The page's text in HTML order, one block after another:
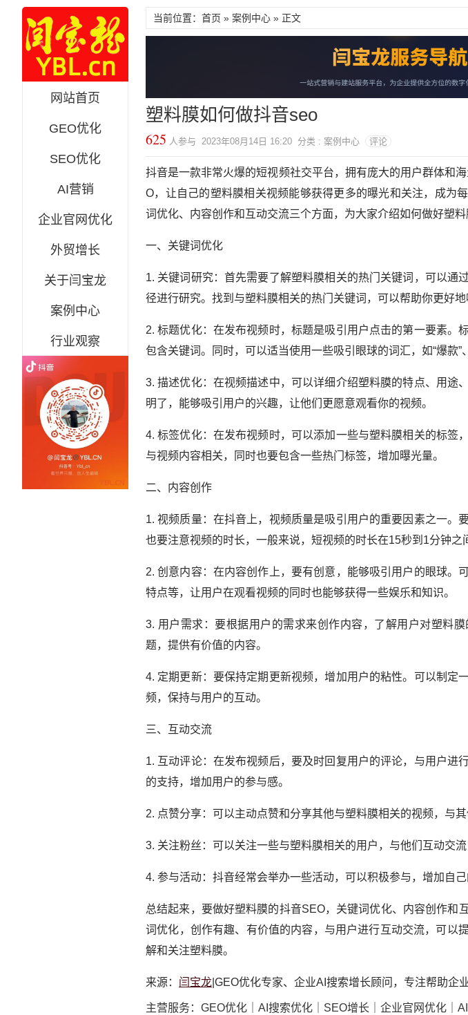
网站首页
GEO优化
SEO优化
AI营销
企业官网优化
外贸增长
关于闫宝龙
案例中心
行业观察
当前位置：首页 » 案例中心 » 正文
塑料膜如何做抖音seo
625 人参与 2023年08月14日 16:20 分类 : 案例中心 评论
抖音是一款非常火爆的短视频社交平台，拥有庞大的用户群体和
O，让自己的塑料膜相关视频能够获得更多的曝光和关注，成为
词优化、内容创作和互动交流三个方面，为大家介绍如何做好塑料
一、关键词优化
1. 关键词研究：首先需要了解塑料膜相关的热门关键词，可以通
径进行研究。找到与塑料膜相关的热门关键词，可以帮助你更好地
2. 标题优化：在发布视频时，标题是吸引用户点击的第一要素。
包含关键词。同时，可以适当使用一些吸引眼球的词汇，如“爆款”
3. 描述优化：在视频描述中，可以详细介绍塑料膜的特点、用途
明了，能够吸引用户的兴趣，让他们更愿意观看你的视频。
4. 标签优化：在发布视频时，可以添加一些与塑料膜相关的标签
与视频内容相关，同时也要包含一些热门标签，增加曝光量。
二、内容创作
1. 视频质量：在抖音上，视频质量是吸引用户的重要因素之一。
也要注意视频的时长，一般来说，短视频的时长在15秒到1分钟之
2. 创意内容：在内容创作上，要有创意，能够吸引用户的眼球。
特点等，让用户在观看视频的同时也能够获得一些娱乐和知识。
3. 用户需求：要根据用户的需求来创作内容，了解用户对塑料
题，提供有价值的内容。
4. 定期更新：要保持定期更新视频，增加用户的粘性。可以制定
频，保持与用户的互动。
三、互动交流
1. 互动评论：在发布视频后，要及时回复用户的评论，与用户进
的支持，增加用户的参与感。
2. 点赞分享：可以主动点赞和分享其他与塑料膜相关的视频，与
3. 关注粉丝：可以关注一些与塑料膜相关的用户，与他们互动交流
4. 参与活动：抖音经常会举办一些活动，可以积极参与，增加自己
总结起来，要做好塑料膜的抖音SEO，关键词优化、内容创作和
词优化，创作有趣、有价值的内容，与用户进行互动交流，可以
解和关注塑料膜。
来源： 闫宝龙 |GEO优化专家、企业AI搜索增长顾问，专注帮助企
主营服务：GEO优化｜AI搜索优化｜SEO增长｜企业官网优化｜